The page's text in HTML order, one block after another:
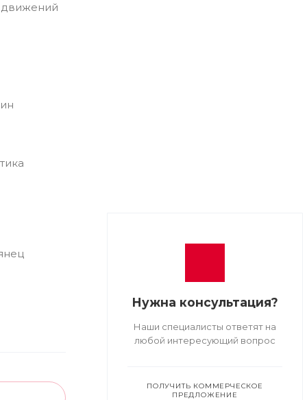
Нужна консультация?
Наши специалисты ответят на
любой интересующий вопрос
ПОЛУЧИТЬ КОММЕРЧЕСКОЕ
ПРЕДЛОЖЕНИЕ
движений